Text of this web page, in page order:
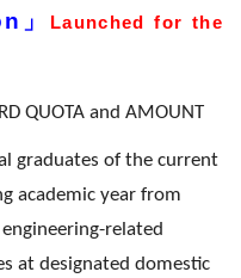
」
Launched for the
QUOTA and AMOUNT
graduates of the current
academic year from
related
at designated domestic